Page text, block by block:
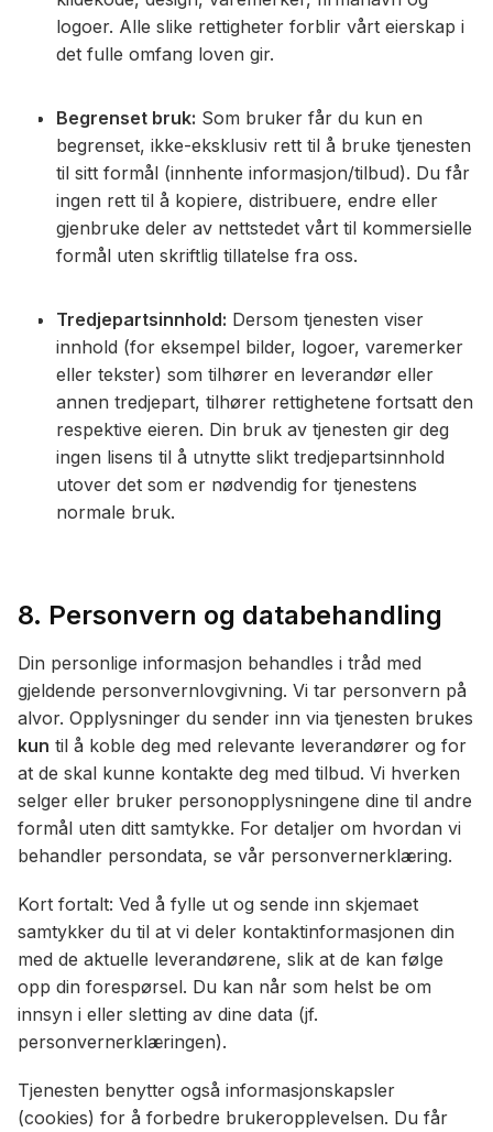
logoer. Alle slike rettigheter forblir vårt eierskap i
det fulle omfang loven gir.
Begrenset bruk: Som bruker får du kun en
begrenset, ikke-eksklusiv rett til å bruke tjenesten
til sitt formål (innhente informasjon/tilbud). Du får
ingen rett til å kopiere, distribuere, endre eller
gjenbruke deler av nettstedet vårt til kommersielle
formål uten skriftlig tillatelse fra oss.
Tredjepartsinnhold: Dersom tjenesten viser
innhold (for eksempel bilder, logoer, varemerker
eller tekster) som tilhører en leverandør eller
annen tredjepart, tilhører rettighetene fortsatt den
respektive eieren. Din bruk av tjenesten gir deg
ingen lisens til å utnytte slikt tredjepartsinnhold
utover det som er nødvendig for tjenestens
normale bruk.
8. Personvern og databehandling
Din personlige informasjon behandles i tråd med
gjeldende personvernlovgivning. Vi tar personvern på
alvor. Opplysninger du sender inn via tjenesten brukes
kun til å koble deg med relevante leverandører og for
at de skal kunne kontakte deg med tilbud. Vi hverken
selger eller bruker personopplysningene dine til andre
formål uten ditt samtykke. For detaljer om hvordan vi
behandler persondata, se vår personvernerklæring.
Kort fortalt: Ved å fylle ut og sende inn skjemaet
samtykker du til at vi deler kontaktinformasjonen din
med de aktuelle leverandørene, slik at de kan følge
opp din forespørsel. Du kan når som helst be om
innsyn i eller sletting av dine data (jf.
personvernerklæringen).
Tjenesten benytter også informasjonskapsler
(cookies) for å forbedre brukeropplevelsen. Du får